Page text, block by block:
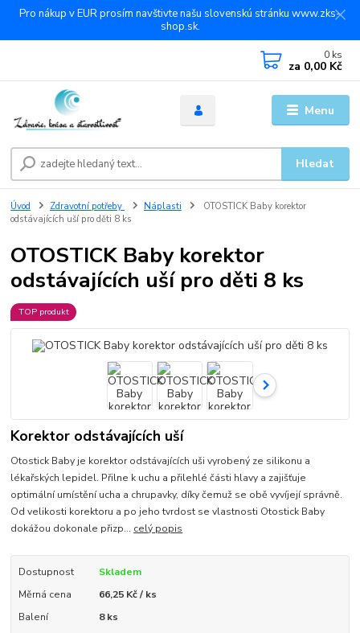
Pro nákup v EUR prosím navštivte našu slovenskú stránku www.zks-
shop.sk.
Menu
Hledat
0 ks
za 0,00 Kč
Úvod Zdravotní potřeby Náplasti
OTOSTICK Baby korektor
odstávajících uší pro děti 8 ks
OTOSTICK Baby korektor
odstávajících uší pro děti 8 ks
TOP produkt
Korektor odstávajících uší
Otostick Baby je korektor odstávajících uši vyrobený ze silikonu a
lékařských lepidel. Přilne k uchu a přilehlé části hlavy a zajišťuje
optimální umístění ucha a chrupavky, díky čemuž se obě vyvíjejí správně.
Od velikosti korektoru a po jeho tvrdost se vlastnosti Otostick Baby
dokážou dokonale přizp... celý popis
Dostupnost
Skladem
Měrná cena
66,25 Kč / ks
Balení
8 ks